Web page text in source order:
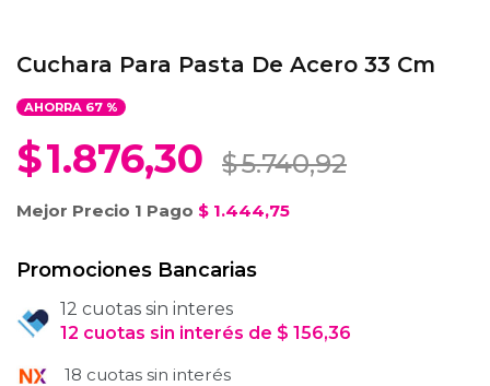
Cuchara Para Pasta De Acero 33 Cm
AHORRA 67%
$1.876,30 $5.740,92
Mejor Precio 1 Pago $ 1.444,75
Promociones Bancarias
12 cuotas sin interes
12 cuotas sin interés de $ 156,36
18 cuotas sin interés